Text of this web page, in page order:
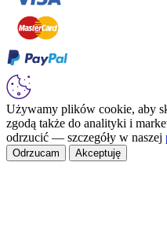
Używamy plików cookie, aby
zgodą także do analityki i
odrzucić — szczegóły w naszej
Odrzucam Akceptuję